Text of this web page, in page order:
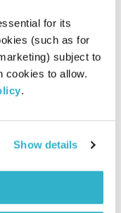
for its
(such as for
subject to
cookies to allow.
.
Show details
פגרה/חופשה
המניע
אלון נוימן